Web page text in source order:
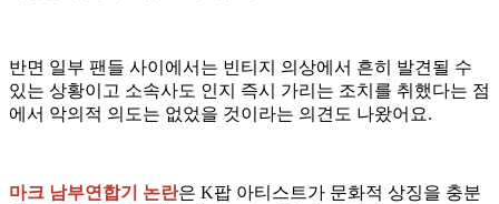
반면 일부 팬들 사이에서는 빈티지 의상에서 흔히 발견될 수
있는 상황이고 소속사도 인지 즉시 가리는 조치를 취했다는 점
에서 악의적 의도는 없었을 것이라는 의견도 나왔어요.
마크 남부연합기 논란은 K팝 아티스트가 문화적 상징을 충분